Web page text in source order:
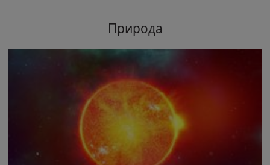
Природа